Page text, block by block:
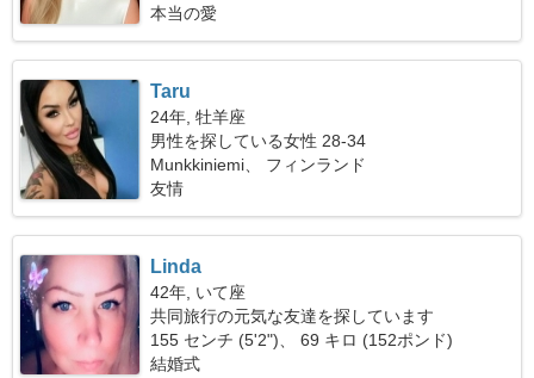
本当の愛
Taru
24年, 牡羊座
男性を探している女性 28-34
Munkkiniemi、 フィンランド
友情
Linda
42年, いて座
共同旅行の元気な友達を探しています
155 センチ (5'2")、 69 キロ (152ポンド)
結婚式